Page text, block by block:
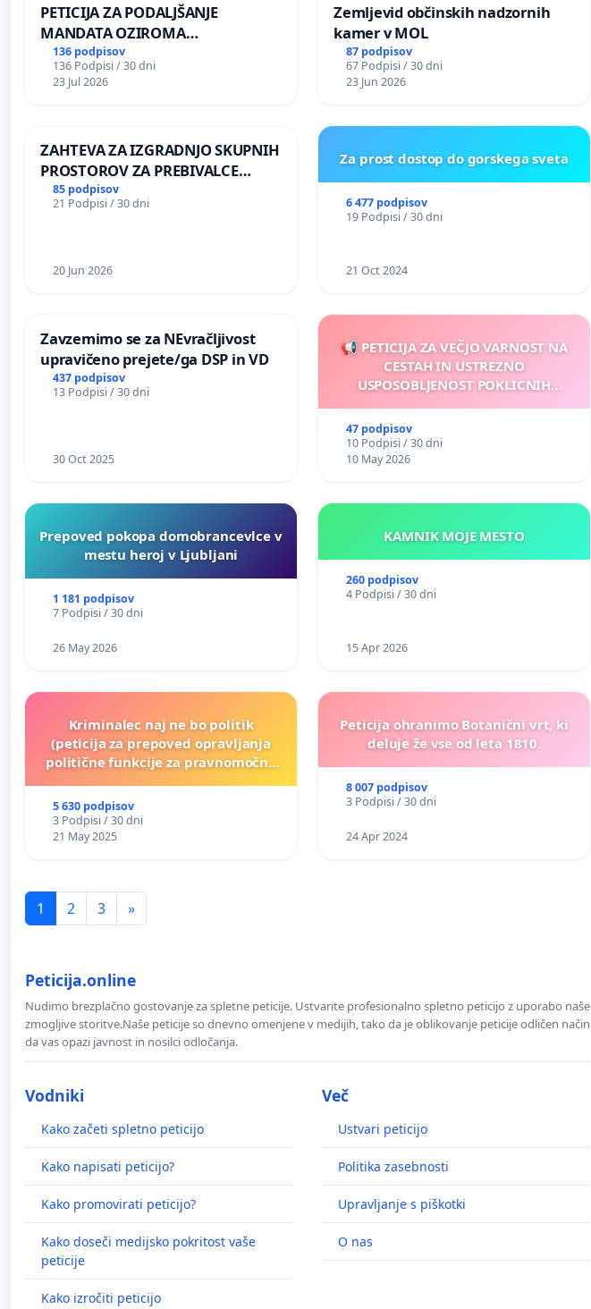
PETICIJA ZA PODALJŠANJE
MANDATA OZIROMA
ČIMPREJŠNJO PONOVNO
NAPOTITEV GOSPODA BERNARDA
ŠRAJNERJA NA VELEPOSLANIŠTVO
136 podpisov
136 Podpisi / 30 dni
23 Jul 2026
Zemljevid občinskih nadzornih
kamer v MOL
87 podpisov
67 Podpisi / 30 dni
23 Jun 2026
ZAHTEVA ZA IZGRADNJO SKUPNIH
PROSTOROV ZA PREBIVALCE
KRAJEVNE SKUPNOSTI
PRESTRANEK
85 podpisov
21 Podpisi / 30 dni
20 Jun 2026
Za prost dostop do gorskega sveta
6 477 podpisov
19 Podpisi / 30 dni
21 Oct 2024
Zavzemimo se za NEvračljivost
upravičeno prejete/ga DSP in VD
437 podpisov
13 Podpisi / 30 dni
30 Oct 2025
📢 PETICIJA ZA VEČJO VARNOST NA
CESTAH IN USTREZNO
USPOSOBLJENOST POKLICNIH
47 podpisov
10 Podpisi / 30 dni
10 May 2026
Prepoved pokopa domobrancevlce v
mestu heroj v Ljubljani
1 181 podpisov
7 Podpisi / 30 dni
26 May 2026
KAMNIK MOJE MESTO
260 podpisov
4 Podpisi / 30 dni
15 Apr 2026
Kriminalec naj ne bo politik
(peticija za prepoved opravljanja
politične funkcije za pravnomočno
5 630 podpisov
3 Podpisi / 30 dni
21 May 2025
Peticija ohranimo Botanični vrt, ki
deluje že vse od leta 1810.
8 007 podpisov
3 Podpisi / 30 dni
24 Apr 2024
1 2 3 »
Peticija.online
Nudimo brezplačno gostovanje za spletne peticije. Ustvarite profesionalno spletno peticijo z uporabo naše
zmogljive storitve.Naše peticije so dnevno omenjene v medijih, tako da je oblikovanje peticije odličen način
da vas opazi javnost in nosilci odločanja.
Vodniki
Kako začeti spletno peticijo
Kako napisati peticijo?
Kako promovirati peticijo?
Kako doseči medijsko pokritost vaše
peticije
Kako izročiti peticijo
Več
Ustvari peticijo
Politika zasebnosti
Upravljanje s piškotki
O nas